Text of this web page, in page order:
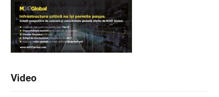
Video